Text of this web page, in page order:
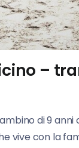
–
di 9
vive con la